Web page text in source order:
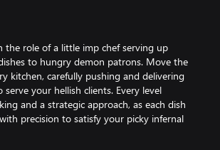
the role of a little imp chef serving up
to hungry demon patrons. Move the
kitchen, carefully pushing and delivering
your hellish clients. Every level
and a strategic approach, as each dish
precision to satisfy your picky infernal